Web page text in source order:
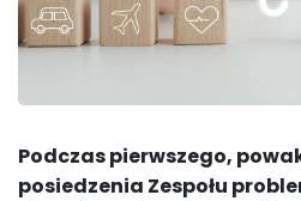
Podczas pierwszego,
posiedzenia Zespołu